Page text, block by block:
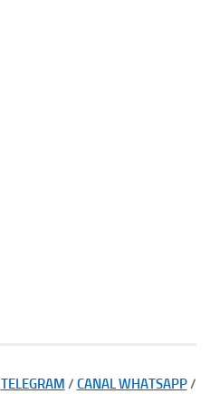
TELEGRAM / CANAL WHATSAPP/